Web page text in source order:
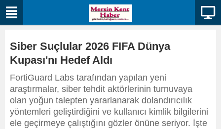
Siber Suçlular 2026 FIFA Dünya
Kupası'nı Hedef Aldı
FortiGuard Labs tarafından yapılan yeni
araştırmalar, siber tehdit aktörlerinin turnuvaya
olan yoğun talepten yararlanarak dolandırıcılık
yöntemleri geliştirdiğini ve kullanıcı kimlik bilgilerini
ele geçirmeye çalıştığını gözler önüne seriyor. İşte